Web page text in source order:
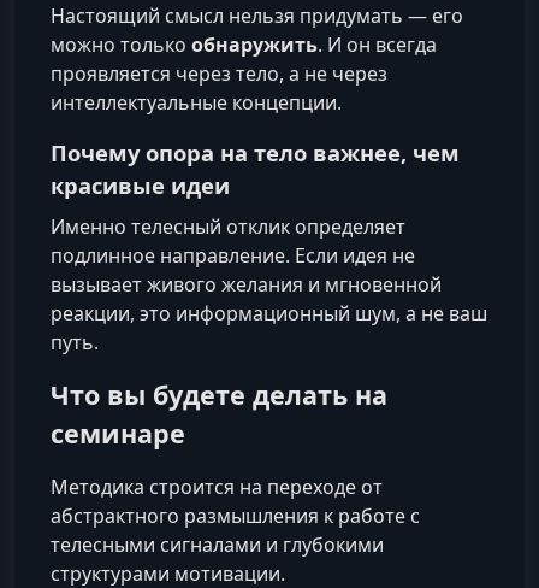
Настоящий смысл нельзя придумать — его
можно только обнаружить. И он всегда
проявляется через тело, а не через
интеллектуальные концепции.
Почему опора на тело важнее, чем
красивые идеи
Именно телесный отклик определяет
подлинное направление. Если идея не
вызывает живого желания и мгновенной
реакции, это информационный шум, а не ваш
путь.
Что вы будете делать на
семинаре
Методика строится на переходе от
абстрактного размышления к работе с
телесными сигналами и глубокими
структурами мотивации.